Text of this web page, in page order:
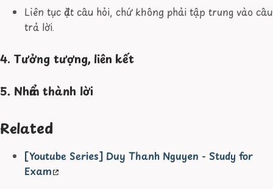
Liên tục đặt câu hỏi, chứ không phải tập trung vào câu
trả lời.
4. Tưởng tượng, liên kết
5. Nhẩm thành lời
Related
[Youtube Series] Duy Thanh Nguyen - Study for
Exam